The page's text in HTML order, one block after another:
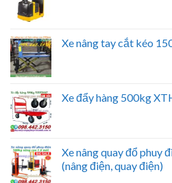
Xe nâng tay cắt kéo
Xe đẩy hàng 500kg
Xe nâng quay đổ phuy
(nâng điện, quay điện)